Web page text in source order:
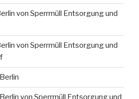
von Sperrmüll Entsorgung und
von Sperrmüll Entsorgung und
von Sperrmüll Entsorgung und